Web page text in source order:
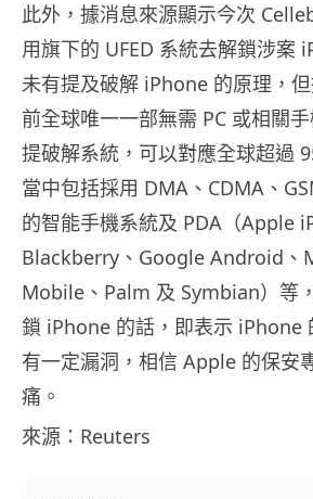
此外，據消息來源顯示今次
用旗下的 UFED 系統去解鎖涉案
未有提及破解 iPhone 的原理，但
前全球唯一一部無需 PC 或相關
提破解系統，可以對應全球超過
當中包括採用 DMA、CDMA、
的智能手機系統及 PDA（Apple
Blackberry、Google Android、
Mobile、Palm 及 Symbian）等
鎖 iPhone 的話，即表示 iPhone
有一定漏洞，相信 Apple 的保安
痛。
來源：Reuters